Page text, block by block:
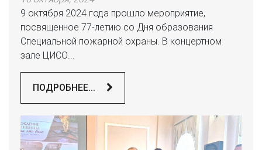
9 октября 2024 года прошло мероприятие,
посвященное 77-летию со Дня образования
Специальной пожарной охраны. В концертном
зале ЦИСО...
ПОДРОБНЕЕ...